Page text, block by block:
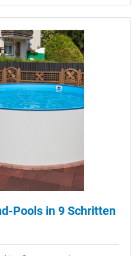
Pools in 9 Schritten